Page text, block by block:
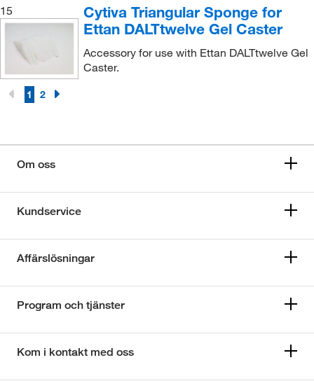
15
Cytiva Triangular Sponge for
Ettan DALTtwelve Gel Caster
Accessory for use with Ettan DALTtwelve Gel
Caster.
1 2
Om oss
Kundservice
Affärslösningar
Program och tjänster
Kom i kontakt med oss